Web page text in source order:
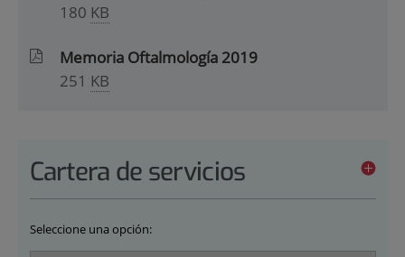
180 KB
Memoria Oftalmología 2019
251 KB
Cartera de servicios
Seleccione una opción: